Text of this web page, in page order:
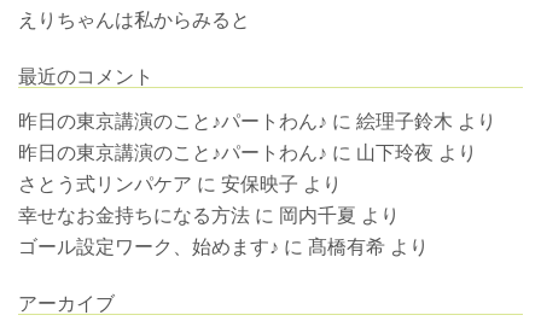
えりちゃんは私からみると
最近のコメント
昨日の東京講演のこと♪パートわん♪ に 絵理子鈴木 より
昨日の東京講演のこと♪パートわん♪ に 山下玲夜 より
さとう式リンパケア に 安保映子 より
幸せなお金持ちになる方法 に 岡内千夏 より
ゴール設定ワーク、始めます♪ に 髙橋有希 より
アーカイブ